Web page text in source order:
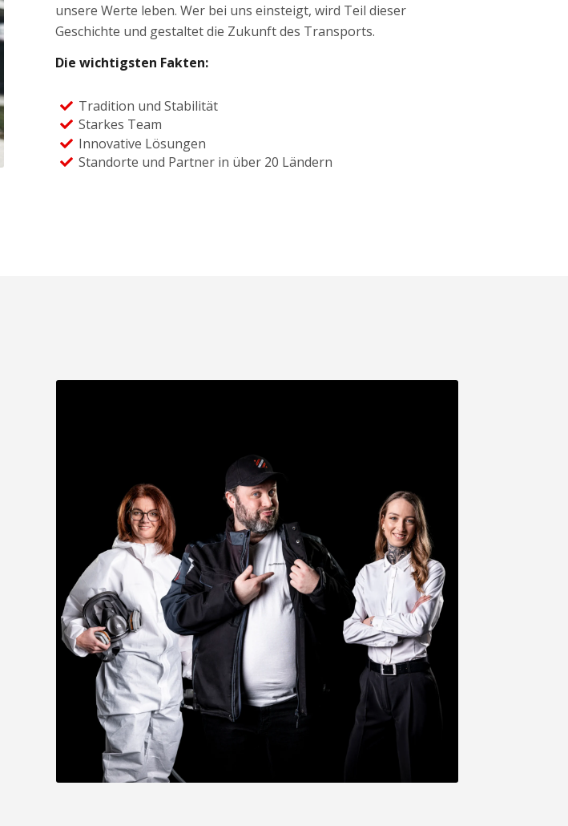
unsere Werte leben. Wer bei uns einsteigt, wird Teil dieser
Geschichte und gestaltet die Zukunft des Transports.
Die wichtigsten Fakten:
Tradition und Stabilität
Starkes Team
Innovative Lösungen
Standorte und Partner in über 20 Ländern